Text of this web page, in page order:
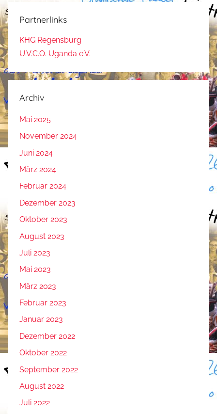
Partnerlinks
KHG Regensburg
U.V.C.O. Uganda e.V.
Archiv
Mai 2025
November 2024
Juni 2024
März 2024
Februar 2024
Dezember 2023
Oktober 2023
August 2023
Juli 2023
Mai 2023
März 2023
Februar 2023
Januar 2023
Dezember 2022
Oktober 2022
September 2022
August 2022
Juli 2022